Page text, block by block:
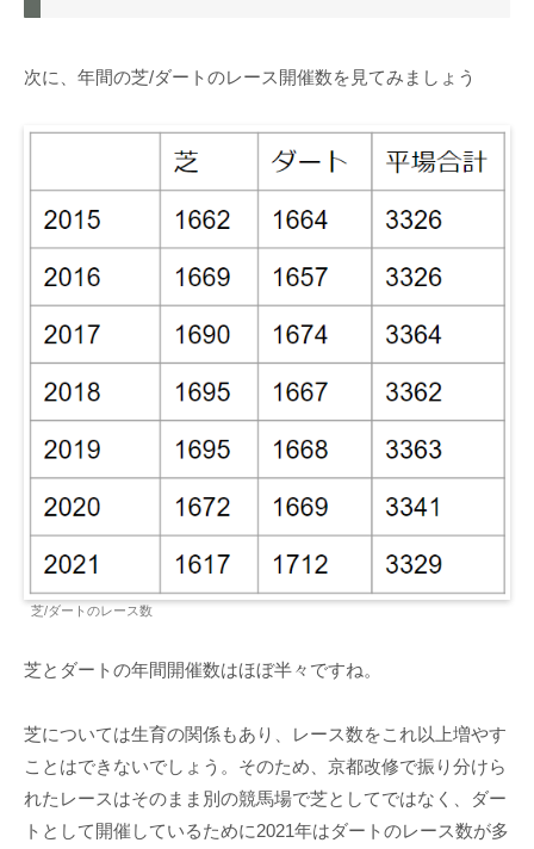
次に、年間の芝/ダートのレース開催数を見てみましょう
芝/ダートのレース数
芝とダートの年間開催数はほぼ半々ですね。
芝については生育の関係もあり、レース数をこれ以上増やす
ことはできないでしょう。そのため、京都改修で振り分けら
れたレースはそのまま別の競馬場で芝としてではなく、ダー
トとして開催しているために2021年はダートのレース数が多